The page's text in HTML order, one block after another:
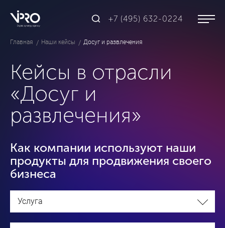
+7 (495) 632-0224
Главная Наши кейсы Досуг и развлечения
Кейсы в отрасли
«Досуг и
развлечения»
Как компании используют наши
продукты для продвижения своего
бизнеса
Услуга